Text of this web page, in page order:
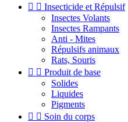
  Insecticide et Répulsif
Insectes Volants
Insectes Rampants
Anti - Mites
Répulsifs animaux
Rats, Souris
  Produit de base
Solides
Liquides
Pigments
  Soin du corps